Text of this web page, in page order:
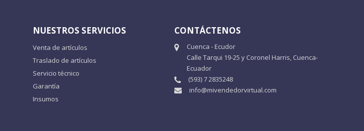
NUESTROS SERVICIOS
Venta de artículos
Traslado de artículos
Servicio técnico
Garantía
Insumos
CONTÁCTENOS
Cuenca - Ecudor
Calle Tarqui 19-25 y Coronel Harris, Cuenca-
Ecuador
(593) 7 2835248
info@mivendedorvirtual.com